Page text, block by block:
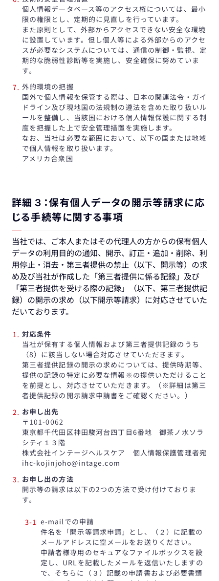
個人情報データベース等のアクセス権については、最小
限の権限とし、定期的に見直しを行っています。
また原則として、外部からアクセスできない安全な環境
に設置しています。但し個人等による外部からのアクセ
スが必要なシステムについては、通信の制御・監視、定
期的な脆弱性診断等を実施し、安全確保に努めていま
す。
外的環境の把握
国外で個人情報を保管する際は、日本の関連法令・ガイ
ドライン及び現地国の法規制の遵法を含めた取り扱いル
ールを整備し、当該国における個人情報保護に関する制
度を把握した上で安全管理措置を実施します。
なお、当社は必要な範囲において、以下の国または地域
で個人情報を取り扱います。
アメリカ合衆国
詳細３：保有個人データの開示等請求に応
じる手続等に関する事項
当社では、ご本人またはその代理人の方からの保有個人
データの利用目的の通知、開示、訂正・追加・削除、利
用停止・消去・第三者提供の禁止（以下、開示等）の求
め及び当社が作成した「第三者提供に係る記録」及び
「第三者提供を受ける際の記録」（以下、第三者提供記
録）の開示の求め（以下開示等請求）に対応させていた
だいております。
対応条件
当社が保有する個人情報および第三者提供記録のうち
（8）に該当しない場合対応させていただきます。
第三者提供記録の開示の求めについては、提供時期等、
提供の記録の特定に必要な情報※の提供いただけること
を前提とし、対応させていただきます。（※詳細は第三
者提供記録の開示請求申請書をご確認ください。）
お申し出先
〒101-0062
東京都千代田区神田駿河台四丁目6番地 御茶ノ水ソラ
シティ１３階
株式会社インテージヘルスケア 個人情報保護管理者宛
ihc-kojinjoho@intage.com
お申し出の方法
開示等の請求は以下の2つの方法で受け付けておりま
す。
e-mailでの申請
件名を「開示等請求申請」とし、（２）に記載の
メールアドレスに空メールをお送りください。
申請者様専用のセキュアなファイルボックスを設
定し、URLを記載したメールを返信いたしますの
で、そちらに（３）記載の申請書および必要書類